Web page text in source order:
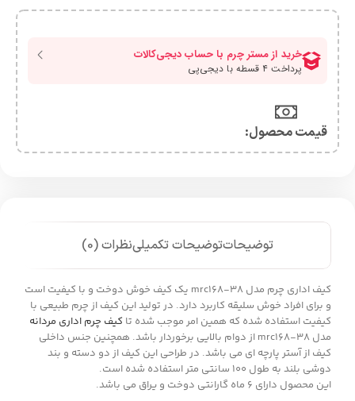
قیمت محصول:​
توضیحاتتوضیحات تکمیلینظرات (0)
کیف اداری چرم مدل mrc168-38 یک کیف خوش دوخت و با کیفیت است
و برای افراد خوش سلیقه کاربرد دارد. در تولید این کیف از چرم طبیعی با
کیفیت استفاده شده که همین امر موجب شده تا کیف چرم اداری مردانه
مدل mrc168-38 از دوام بالایی برخوردار باشد. همچنین جنس داخلی
کیف از آستر پارچه ای می باشد. در طراحی این کیف از دو دسته و بند
دوشی بلند به طول 100 سانتی متر استفاده شده است.
این محصول دارای 6 ماه گارانتی دوخت و یراق می باشد.